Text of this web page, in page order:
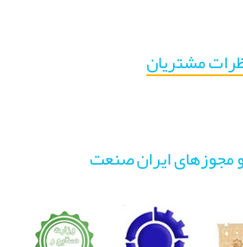
مشتریان
مجوزهای ایران صنعت